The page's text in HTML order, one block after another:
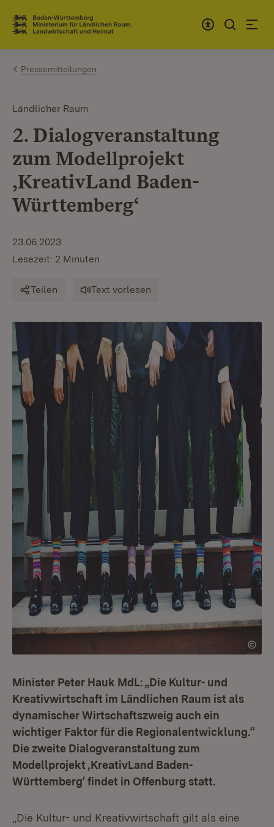
Zum Inhalt springen
Link zur Startseite
Pressemitteilungen
Ländlicher Raum
2. Dialogveranstaltung
zum Modellprojekt
‚KreativLand Baden-
Württemberg‘
23.06.2023
Lesezeit: 2 Minuten
Teilen Text vorlesen
Minister Peter Hauk MdL: „Die Kultur- und
Kreativwirtschaft im Ländlichen Raum ist als
dynamischer Wirtschaftszweig auch ein
wichtiger Faktor für die Regionalentwicklung.“
Die zweite Dialogveranstaltung zum
Modellprojekt ‚KreativLand Baden-
Württemberg‘ findet in Offenburg statt.
„Die Kultur- und Kreativwirtschaft gilt als eine